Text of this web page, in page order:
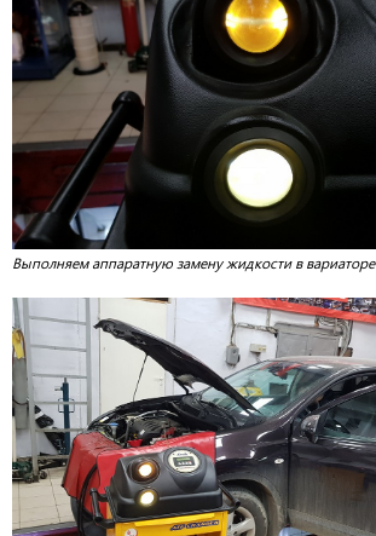
Выполняем аппаратную замену жидкости в вариаторе